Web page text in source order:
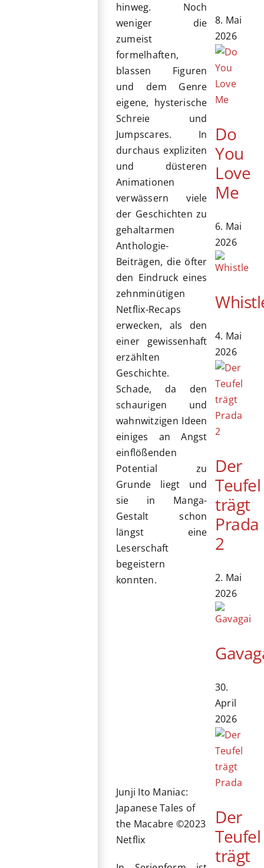
hinweg. Noch
weniger die
zumeist
formelhaften,
blassen Figuren
und dem Genre
eigene, hysterische
Schreie und
Jumpscares. In
durchaus expliziten
und düsteren
Animationen
verwässern viele
der Geschichten zu
gehaltarmen
Anthologie-
Beiträgen, die öfter
den Eindruck eines
zehnminütigen
Netflix-Recaps
erwecken, als den
einer gewissenhaft
erzählten
Geschichte.
Schade, da den
schaurigen und
wahnwitzigen Ideen
einiges an Angst
einflößenden
Potential zu
Grunde liegt und
sie in Manga-
Gestalt schon
längst eine
Leserschaft
begeistern
konnten.
Junji Ito Maniac:
Japanese Tales of
the Macabre ©2023
Netflix
8. Mai
2026
Do
You
Love
Me
6. Mai
2026
4. Mai
2026
Der
Teufel
trägt
Prada
2
2. Mai
2026
30.
April
2026
Der
Teufel
trägt